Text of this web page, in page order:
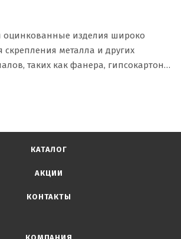
оцинкованные изделия широко
скрепления металла и других
таких как фанера, гипсокартон,
прессшайбе обеспечивается
металлического самореза к
интернет-магазин. Мы
КАТАЛОГ
АКЦИИ
КОНТАКТЫ